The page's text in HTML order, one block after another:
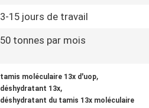
3-15 jours de travail
50 tonnes par mois
tamis moléculaire 13x d'uop,
déshydratant 13x,
déshydratant du tamis 13x moléculaire